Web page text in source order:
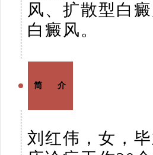
风、扩散型白
白癜风。
简 介
刘红伟，女，